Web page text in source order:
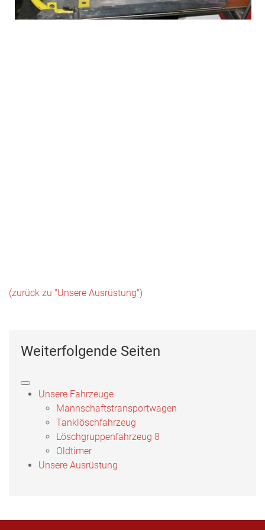
(zurück zu "Unsere Ausrüstung")
Weiterfolgende Seiten
Unsere Fahrzeuge
Mannschaftstransportwagen
Tanklöschfahrzeug
Löschgruppenfahrzeug 8
Oldtimer
Unsere Ausrüstung